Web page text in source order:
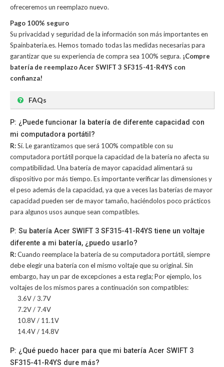
ofreceremos un reemplazo nuevo.
Pago 100% seguro
Su privacidad y seguridad de la información son más importantes en
Spainbateria.es. Hemos tomado todas las medidas necesarias para
garantizar que su experiencia de compra sea 100% segura. ¡Compre
batería de reemplazo Acer SWIFT 3 SF315-41-R4YS con
confianza!
FAQs
P: ¿Puede funcionar la batería de diferente capacidad con
mi computadora portátil?
R:Sí. Le garantizamos que será 100% compatible con su
computadora portátil porque la capacidad de la batería no afecta su
compatibilidad. Una batería de mayor capacidad alimentará su
dispositivo por más tiempo. Es importante verificar las dimensiones y
el peso además de la capacidad, ya que a veces las baterías de mayor
capacidad pueden ser de mayor tamaño, haciéndolos poco prácticos
para algunos usos aunque sean compatibles.
P: Su batería Acer SWIFT 3 SF315-41-R4YS tiene un voltaje
diferente a mi batería, ¿puedo usarlo?
R:Cuando reemplace la batería de su computadora portátil, siempre
debe elegir una batería con el mismo voltaje que su original. Sin
embargo, hay un par de excepciones a esta regla; Por ejemplo, los
voltajes de los mismos pares a continuación son compatibles:
3.6V / 3.7V
7.2V / 7.4V
10.8V / 11.1V
14.4V / 14.8V
P: ¿Qué puedo hacer para que mi batería Acer SWIFT 3
SF315-41-R4YS dure más?